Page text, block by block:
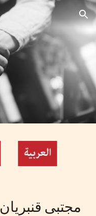
Skip to navigation
مجتبی قنبریان